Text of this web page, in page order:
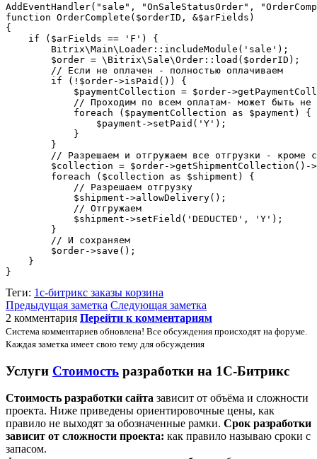
AddEventHandler("sale", "OnSaleStatusOrder",
function OrderComplete($orderID, &$arFields)
{
    if ($arFields == 'F') {
        Bitrix\Main\Loader::includeModule('sale');
        $order = \Bitrix\Sale\Order::load($orderID);
        // Если не оплачен - полностью оплачиваем
        if (!$order->isPaid()) {
$paymentCollection = $order-
// Проходим по всем оплатам- может быть не
            foreach ($paymentCollection as $payment) {
                $payment->setPaid('Y');
            }
        }
// Разрешаем и отгружаем все отгрузки - кроме
$collection = $order->getShipmentCollection()-
        foreach ($collection as $shipment) {
            // Разрешаем отгрузку
            $shipment->allowDelivery();
            // Отгружаем
            $shipment->setField('DEDUCTED', 'Y');
        }
        // И сохраняем
        $order->save();
    }
}
Теги: 1с-битрикс заказы корзина
Предыдущая заметка Следующая заметка
2 комментария Перейти к комментариям
Система комментариев обновлена! Все обсуждения происходят на форуме.
Каждая заметка имеет свою тему для обсуждения
Услуги Стоимость разработки на 1С-Битрикс
Стоимость разработки сайта зависит от объёма и сложности
проекта. Ниже приведены ориентировочные цены, как
правило не выходят за обозначенные рамки. Срок разработки
зависит от сложности проекта: как правило называю сроки с
запасом.